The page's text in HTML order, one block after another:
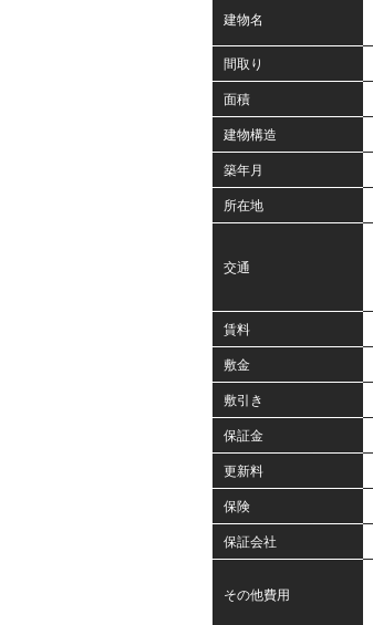
建物名
間取り
面積
建物構造
築年月
所在地
交通
賃料
敷金
敷引き
保証金
更新料
保険
保証会社
その他費用